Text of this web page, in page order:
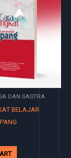
DAN SASTRA
BELAJAR